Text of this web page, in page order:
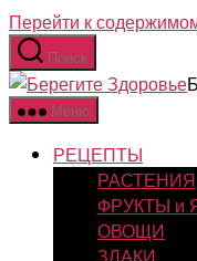
Перейти к
Поиск
Меню
РЕЦЕПТЫ
РАСТЕНИЯ
ФРУКТЫ и
ОВОЩИ